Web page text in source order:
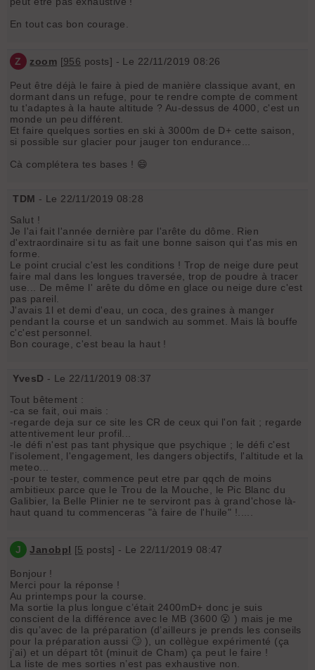
En tout cas bon courage.
Z zoom [956 posts] - Le 22/11/2019 08:26
Peut être déjà le faire à pied de manière classique avant, en
dormant dans un refuge, pour te rendre compte de comment
tu t'adaptes à la haute altitude ? Au-dessus de 4000, c'est un
monde un peu différent.
Et faire quelques sorties en ski à 3000m de D+ cette saison,
si possible sur glacier pour jauger ton endurance...
Cà complétera tes bases ! 😄
TDM - Le 22/11/2019 08:28
Salut !
Je l'ai fait l'année dernière par l'arête du dôme. Rien
d'extraordinaire si tu as fait une bonne saison qui t'as mis en
forme.
Le point crucial c'est les conditions ! Trop de neige dure peut
faire mal dans les longues traversée, trop de poudre à tracer
use... De même l' arête du dôme en glace ou neige dure c'est
pas pareil.
J'avais 1l et demi d'eau, un coca, des graines à manger
pendant la course et un sandwich au sommet. Mais là bouffe
c'c'est personnel.
Bon courage, c'est beau la haut !
YvesD - Le 22/11/2019 08:37
Tout bêtement :
-ca se fait, oui mais :
-regarde deja sur ce site les CR de ceux qui l'on fait ; regarde
attentivement leur profil...
-le défi n'est pas tant physique que psychique ; le défi c'est
l'isolement, l'engagement, les dangers objectifs, l'altitude et la
meteo...
-pour te tester, commence peut etre par qqch de moins
ambitieux parce que le Trou de la Mouche, le Pic Blanc du
Galibier, la Belle Plinier ne te serviront pas à grand'chose là-
haut quand tu commenceras "à faire de l'huile" !.....
J Janobpl [5 posts] - Le 22/11/2019 08:47
Bonjour !
Merci pour la réponse !
Au printemps pour la course.
Ma sortie la plus longue c’était 2400mD+ donc je suis
conscient de la différence avec le MB (3600 😮 ) mais je me
dis qu’avec de la préparation (d’ailleurs je prends les conseils
pour la préparation aussi 🙄 ), un collègue expérimenté (ça
j’ai) et un départ tôt (minuit de Cham) ça peut le faire !
La liste de mes sorties n’est pas exhaustive non.